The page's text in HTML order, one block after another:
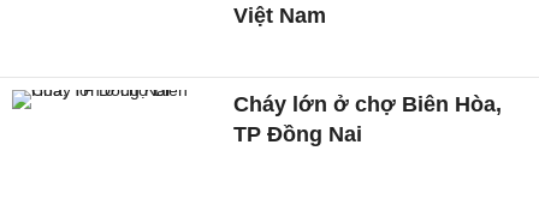
Việt Nam
Cháy lớn ở chợ Biên Hòa,
TP Đồng Nai